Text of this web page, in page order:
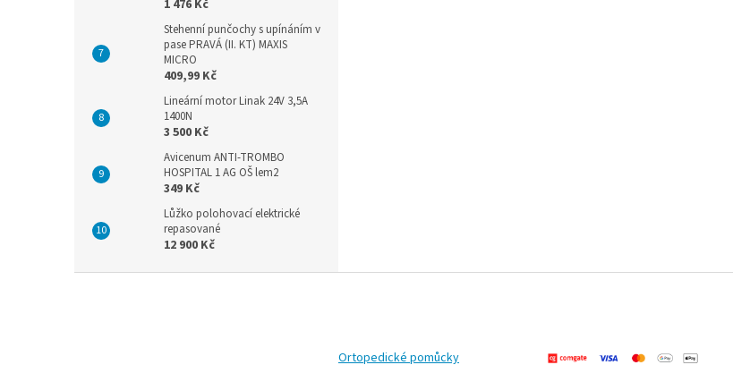
1 476 Kč
Stehenní punčochy s upínáním v
pase PRAVÁ (II. KT) MAXIS
MICRO
409,99 Kč
Lineární motor Linak 24V 3,5A
1400N
3 500 Kč
Avicenum ANTI-TROMBO
HOSPITAL 1 AG OŠ lem2
349 Kč
Lůžko polohovací elektrické
repasované
12 900 Kč
Ortopedické pomůcky